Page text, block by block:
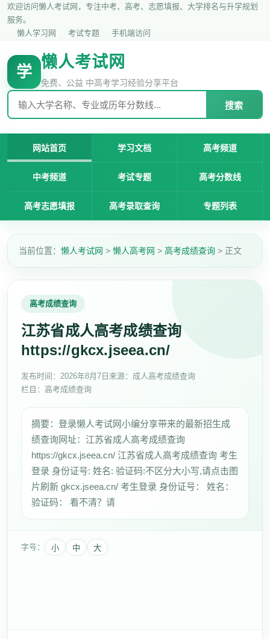
欢迎访问懒人考试网，专注中考、高考、志愿填报、大学排名与升学规划
服务。
懒人学习网
考试专题 手机端访问
学
懒人考试网
免费、公益 中高考学习经验分享平台
搜索
网站首页 学习文档 高考频道
中考频道 考试专题 高考分数线
高考志愿填报 高考录取查询 专题列表
当前位置： 懒人考试网 > 懒人高考网 > 高考成绩查询 > 正文
高考成绩查询
江苏省成人高考成绩查询
https://gkcx.jseea.cn/
发布时间： 2026年8月7日 来源：成人高考成绩查询
栏目：高考成绩查询
摘要：登录懒人考试网小编分享带来的最新招生成
绩查询网址：江苏省成人高考成绩查询
https://gkcx.jseea.cn/ 江苏省成人高考成绩查询 考生
登录 身份证号: 姓名: 验证码:不区分大小写,请点击图
片刷新 gkcx.jseea.cn/ 考生登录 身份证号： 姓名：
验证码： 看不清？请
字号： 小 中 大